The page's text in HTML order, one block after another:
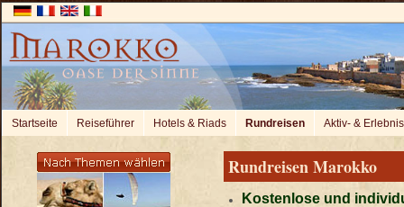
Startseite Reiseführer Hotels & Riads Rundreisen Aktiv- &
Rundreisen Marokko
Kostenlose und